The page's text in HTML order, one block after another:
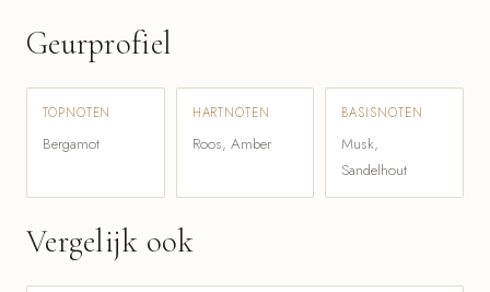
Geurprofiel
TOPNOTEN
Bergamot
HARTNOTEN
Roos, Amber
BASISNOTEN
Musk,
Sandelhout
Vergelijk ook